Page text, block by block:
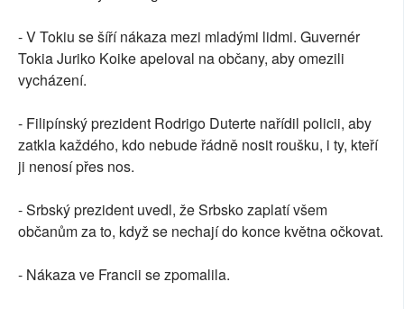
- V Tokiu se šíří nákaza mezi mladými lidmi. Guvernér
Tokia Juriko Koike apeloval na občany, aby omezili
vycházení.
- Filipínský prezident Rodrigo Duterte nařídil policii, aby
zatkla každého, kdo nebude řádně nosit roušku, i ty, kteří
ji nenosí přes nos.
- Srbský prezident uvedl, že Srbsko zaplatí všem
občanům za to, když se nechají do konce května očkovat.
- Nákaza ve Francii se zpomalila.